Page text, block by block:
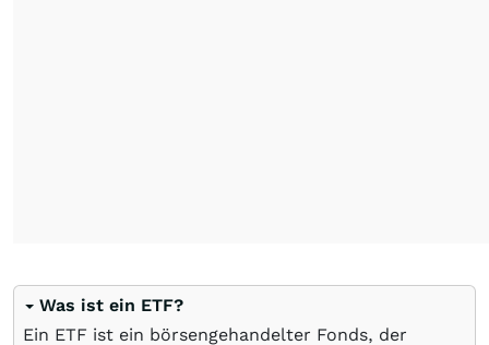
Was ist ein ETF?
Ein ETF ist ein börsengehandelter Fonds, der